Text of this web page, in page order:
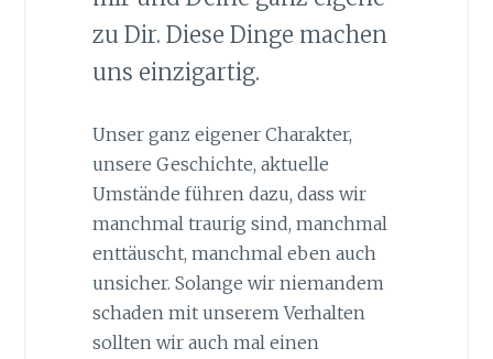
zu Dir. Diese Dinge machen
uns einzigartig.
Unser ganz eigener Charakter,
unsere Geschichte, aktuelle
Umstände führen dazu, dass wir
manchmal traurig sind, manchmal
enttäuscht, manchmal eben auch
unsicher. Solange wir niemandem
schaden mit unserem Verhalten
sollten wir auch mal einen